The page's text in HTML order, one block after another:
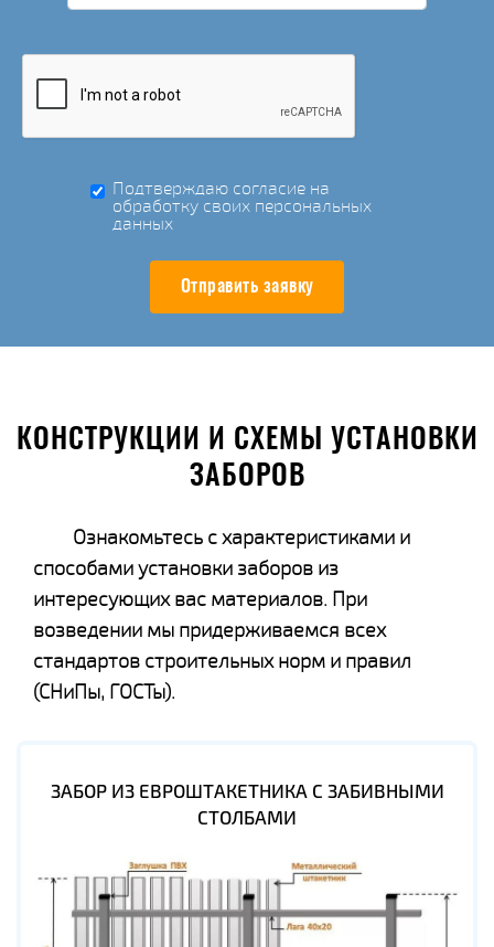
Подтверждаю согласие на
обработку своих персональных
данных
Отправить заявку
КОНСТРУКЦИИ И СХЕМЫ УСТАНОВКИ
ЗАБОРОВ
Ознакомьтесь с характеристиками и
способами установки заборов из
интересующих вас материалов. При
возведении мы придерживаемся всех
стандартов строительных норм и правил
(СНиПы, ГОСТы).
ЗАБОР ИЗ ЕВРОШТАКЕТНИКА С ЗАБИВНЫМИ
СТОЛБАМИ